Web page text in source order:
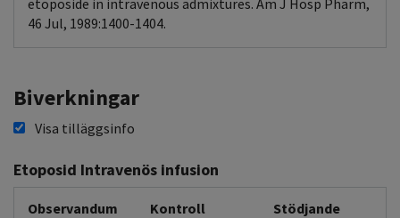
etoposide in intravenous admixtures. Am J Hosp Pharm,
46 Jul, 1989:1400-1404.
Biverkningar
Visa tilläggsinfo
Etoposid Intravenös infusion
Observandum Kontroll
Stödjande